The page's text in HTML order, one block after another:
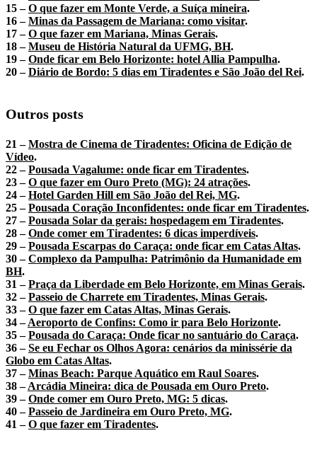
15 –O que fazer em Monte Verde, a Suíça mineira.
16 –Minas da Passagem de Mariana: como visitar.
17 –O que fazer em Mariana, Minas Gerais.
18 –Museu de História Natural da UFMG, BH.
19 –Onde ficar em Belo Horizonte: hotel Allia Pampulha.
20 –Diário de Bordo: 5 dias em Tiradentes e São João del Rei.
Outros posts
21 –Mostra de Cinema de Tiradentes: Oficina de Edição de
Vídeo.
22 –Pousada Vagalume: onde ficar em Tiradentes.
23 –O que fazer em Ouro Preto (MG): 24 atrações.
24 –Hotel Garden Hill em São João del Rei, MG.
25 –Pousada Coração Inconfidentes: onde ficar em Tiradentes.
27 –Pousada Solar da gerais: hospedagem em Tiradentes.
28 –Onde comer em Tiradentes: 6 dicas imperdíveis.
29 –Pousada Escarpas do Caraça: onde ficar em Catas Altas.
30 –Complexo da Pampulha: Patrimônio da Humanidade em
BH.
31 –Praça da Liberdade em Belo Horizonte, em Minas Gerais.
32 –Passeio de Charrete em Tiradentes, Minas Gerais.
33 –O que fazer em Catas Altas, Minas Gerais.
34 –Aeroporto de Confins: Como ir para Belo Horizonte.
35 –Pousada do Caraça: Onde ficar no santuário do Caraça.
36 –Se eu Fechar os Olhos Agora: cenários da minissérie da
Globo em Catas Altas.
37 –Minas Beach: Parque Aquático em Raul Soares.
38 –Arcádia Mineira: dica de Pousada em Ouro Preto.
39 –Onde comer em Ouro Preto, MG: 5 dicas.
40 –Passeio de Jardineira em Ouro Preto, MG.
41 –O que fazer em Tiradentes.